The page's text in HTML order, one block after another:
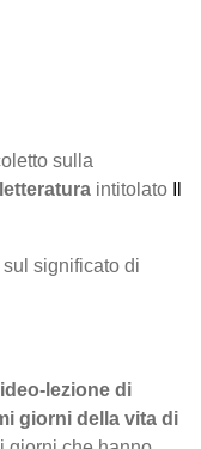
sulla
intitolato
significato di
lezione di
giorni della vita di